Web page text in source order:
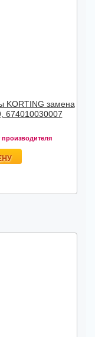
KORTING замена
674010030007